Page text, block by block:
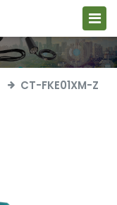
CT-FKE01XM-Z